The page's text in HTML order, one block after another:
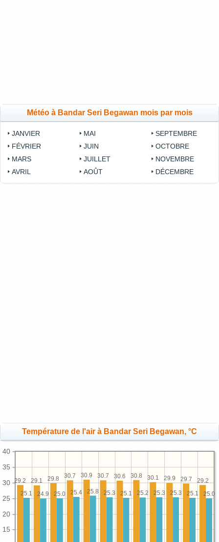
Météo à Bandar Seri Begawan mois par mois
JANVIER
FÉVRIER
MARS
AVRIL
MAI
JUIN
JUILLET
AOÛT
SEPTEMBRE
OCTOBRE
NOVEMBRE
DÉCEMBRE
Température de l'air à Bandar Seri Begawan, °C
15
20
25
30
35
40
29.2
29.7
29.9
30.1
30.8
30.6
30.7
30.9
30.7
29.8
29.1
29.2
25.0
25.1
25.3
25.3
25.2
25.1
25.3
25.8
25.4
25.0
24.9
25.1